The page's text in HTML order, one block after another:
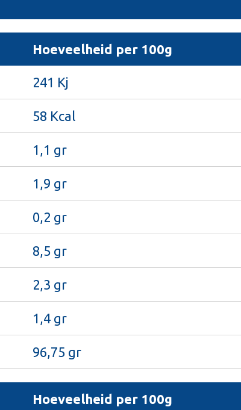
Hoeveelheid per 100g
241 Kj
58 Kcal
1,1 gr
1,9 gr
0,2 gr
8,5 gr
2,3 gr
1,4 gr
96,75 gr
Hoeveelheid per 100g